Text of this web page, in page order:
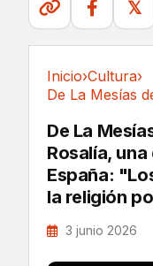
𝕏
Inicio›Cultura›
De La
Rosalía,
España:
la religión
3 junio 2026